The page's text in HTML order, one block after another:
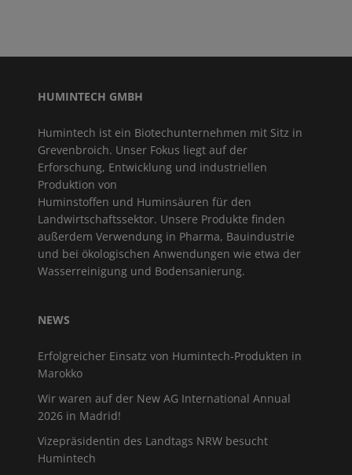
HUMINTECH GMBH
Humintech ist ein Biotechunternehmen mit Sitz in
Grevenbroich. Unser Fokus liegt auf der
Erforschung, Entwicklung und industriellen
Produktion von
Huminstoffen und Huminsäuren für den
Landwirtschaftssektor. Unsere Produkte finden
außerdem Verwendung in Pharma, Bauindustrie
und bei ökologischen Anwendungen wie etwa der
Wasserreinigung und Bodensanierung.
NEWS
Erfolgreicher Einsatz von Humintech-Produkten in
Marokko
Wir waren auf der New AG International Annual
2026 in Madrid!
Vizepräsidentin des Landtags NRW besucht
Humintech